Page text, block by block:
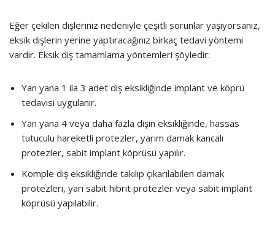
Eğer çekilen dişleriniz nedeniyle çeşitli sorunlar yaşıyorsanız,
eksik dişlerin yerine yaptıracağınız birkaç tedavi yöntemi
vardır. Eksik diş tamamlama yöntemleri şöyledir:
Yan yana 1 ila 3 adet diş eksikliğinde implant ve köprü
tedavisi uygulanır.
Yan yana 4 veya daha fazla dişin eksikliğinde, hassas
tutuculu hareketli protezler, yarım damak kancalı
protezler, sabit implant köprüsü yapılır.
Komple diş eksikliğinde takılıp çıkarılabilen damak
protezleri, yarı sabit hibrit protezler veya sabit implant
köprüsü yapılabilir.